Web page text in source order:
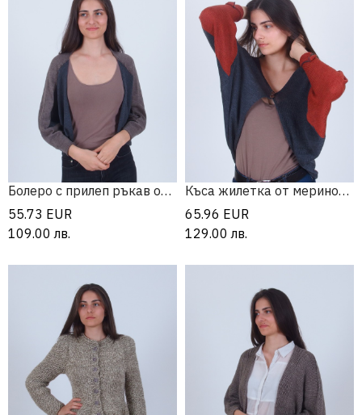
Болеро с прилеп ръкав от мерино
55.73 EUR
109.00 лв.
Къса жилетка от мериносова вълна
65.96 EUR
129.00 лв.